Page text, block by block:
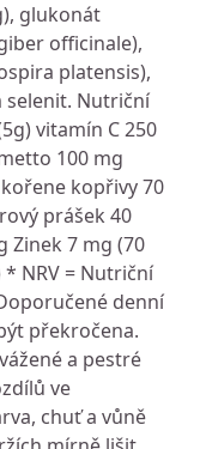
glukonát
officinale),
platensis),
selenit. Nutriční
vitamín C 250
100 mg
kopřivy 70
prášek 40
Zinek 7 mg (70
* NRV = Nutriční
denní
překročena.
a pestré
ve
chuť a vůně